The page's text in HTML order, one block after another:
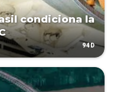
condiciona la
94D